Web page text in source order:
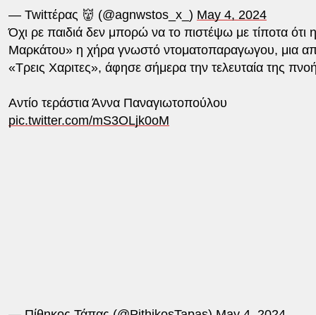
— Twitτέρας 👹 (@agnwstos_x_) May 4, 2024
Όχι ρε παιδιά δεν μπορώ να το πιστέψω με τίποτα ότι
Μαρκάτου» η χήρα γνωστό ντοματοπαραγωγου, μια
«Τρεις Χαριτες», άφησε σήμερα την τελευταία της
Αντίο τεράστια Άννα Παναγιωτοπούλου
pic.twitter.com/mS3OLjk0oM